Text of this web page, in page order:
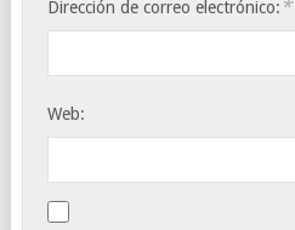
Dirección de correo electrónico: *
Web: